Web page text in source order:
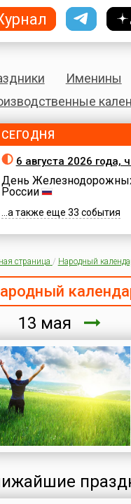
Именины
СЕГОДНЯ
6 августа 2026 года,
День
России
...а также еще 33 события
страница / Народный
мая